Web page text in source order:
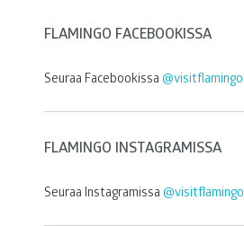
FLAMINGO FACEBOOKISSA
Seuraa Facebookissa @visitflamingo
FLAMINGO INSTAGRAMISSA
Seuraa Instagramissa @visitflamingo